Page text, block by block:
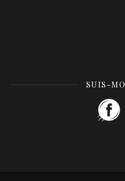
SUIS-